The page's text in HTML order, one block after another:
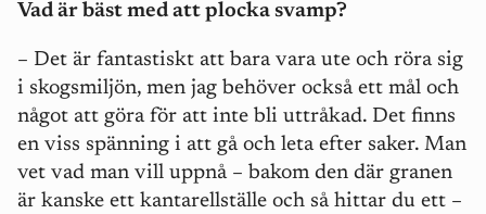
Vad är bäst med att plocka svamp?
– Det är fantastiskt att bara vara ute och röra sig
i skogsmiljön, men jag behöver också ett mål och
något att göra för att inte bli uttråkad. Det finns
en viss spänning i att gå och leta efter saker. Man
vet vad man vill uppnå – bakom den där granen
är kanske ett kantarellställe och så hittar du ett –